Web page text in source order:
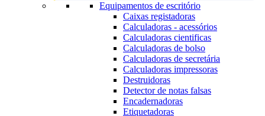
Equipamentos de escritório
Caixas registadoras
Calculadoras - acessórios
Calculadoras cientificas
Calculadoras de bolso
Calculadoras de secretária
Calculadoras impressoras
Destruidoras
Detector de notas falsas
Encadernadoras
Etiquetadoras